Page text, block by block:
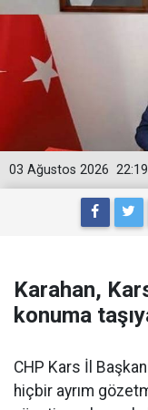
22:19
03 Ağustos 2026
Karahan,
konuma
CHP Kars İl
hiçbir ayrım